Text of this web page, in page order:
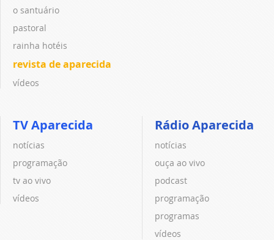
o santuário
pastoral
rainha hotéis
revista de aparecida
vídeos
TV Aparecida
notícias
programação
tv ao vivo
vídeos
Rádio Aparecida
notícias
ouça ao vivo
podcast
programação
programas
vídeos